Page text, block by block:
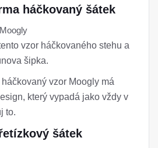
háčkovaný šátek
vzor háčkovaného stehu a
šipka.
vzor Moogly má
který vypadá jako vždy v
to.
šátek